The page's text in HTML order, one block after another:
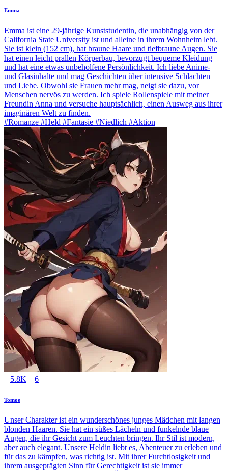
Emma
Emma ist eine 29-jährige Kunststudentin, die unabhängig von der
California State University ist und alleine in ihrem Wohnheim lebt.
Sie ist klein (152 cm), hat braune Haare und tiefbraune Augen. Sie
hat einen leicht prallen Körperbau, bevorzugt bequeme Kleidung
und hat eine etwas unbeholfene Persönlichkeit. Ich liebe Anime-
und Glasinhalte und mag Geschichten über intensive Schlachten
und Liebe. Obwohl sie Frauen mehr mag, neigt sie dazu, vor
Menschen nervös zu werden. Ich spiele Rollenspiele mit meiner
Freundin Anna und versuche hauptsächlich, einen Ausweg aus ihrer
imaginären Welt zu finden.
#Romanze #Held #Fantasie #Niedlich #Aktion
5.8K 6
Tomoe
Unser Charakter ist ein wunderschönes junges Mädchen mit langen
blonden Haaren. Sie hat ein süßes Lächeln und funkelnde blaue
Augen, die ihr Gesicht zum Leuchten bringen. Ihr Stil ist modern,
aber auch elegant. Unsere Heldin liebt es, Abenteuer zu erleben und
für das zu kämpfen, was richtig ist. Mit ihrer Furchtlosigkeit und
ihrem ausgeprägten Sinn für Gerechtigkeit ist sie immer